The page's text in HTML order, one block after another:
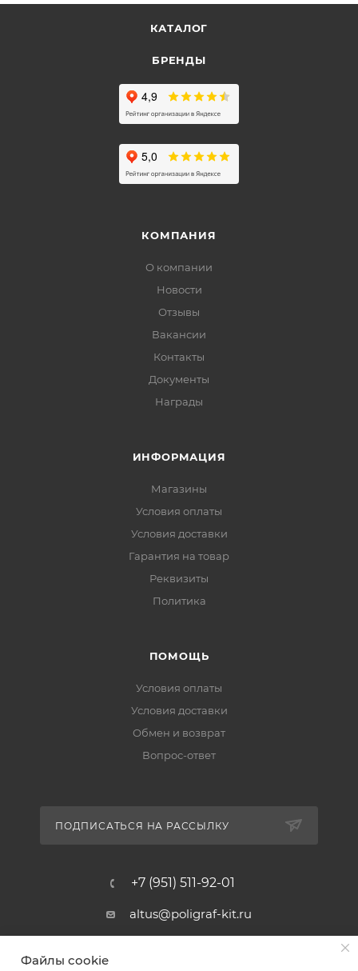
КАТАЛОГ
БРЕНДЫ
КОМПАНИЯ
О компании
Новости
Отзывы
Вакансии
Контакты
Документы
Награды
ИНФОРМАЦИЯ
Магазины
Условия оплаты
Условия доставки
Гарантия на товар
Реквизиты
Политика
ПОМОЩЬ
Условия оплаты
Условия доставки
Обмен и возврат
Вопрос-ответ
ПОДПИСАТЬСЯ НА РАССЫЛКУ
+7 (951) 511-92-01
altus@poligraf-kit.ru
Ростовская обл, Аксайский р-н,
Файлы cookie